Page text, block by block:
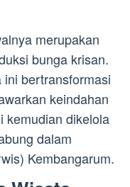
merupakan
bunga krisan.
bertransformasi
keindahan
kemudian dikelola
dalam
Kembangarum.